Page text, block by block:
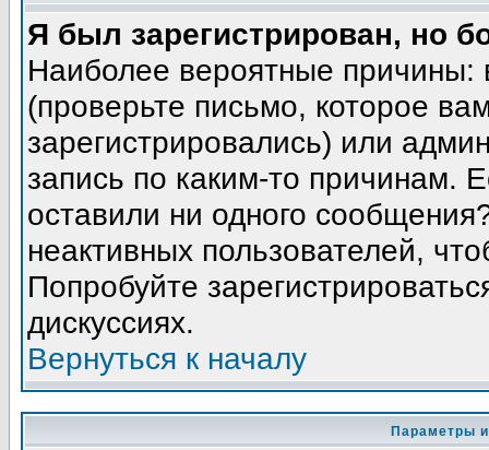
Я был зарегистрирован, но
Наиболее вероятные
(проверьте письмо, которое
зарегистрировались) или
запись по каким-то причинам.
оставили ни одного
неактивных пользователей,
Попробуйте
дискуссиях.
Вернуться к началу
Параметры